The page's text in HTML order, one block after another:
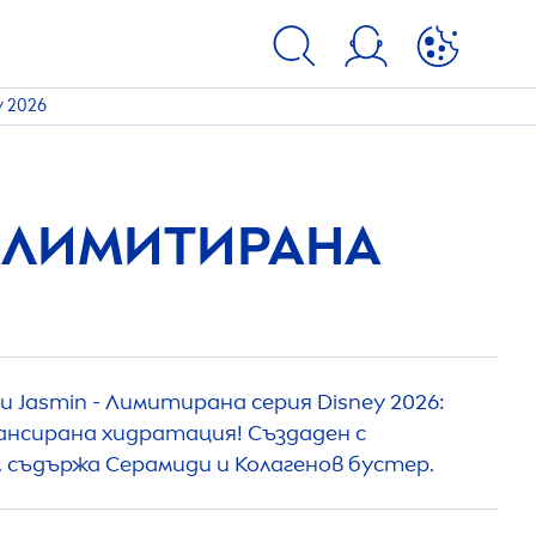
2026
ЛИМИТИРАНА
Jasmin - Лимитирана серия Disney 2026:
хидратация! Създаден с
Серамиди и Колагенов бустер.